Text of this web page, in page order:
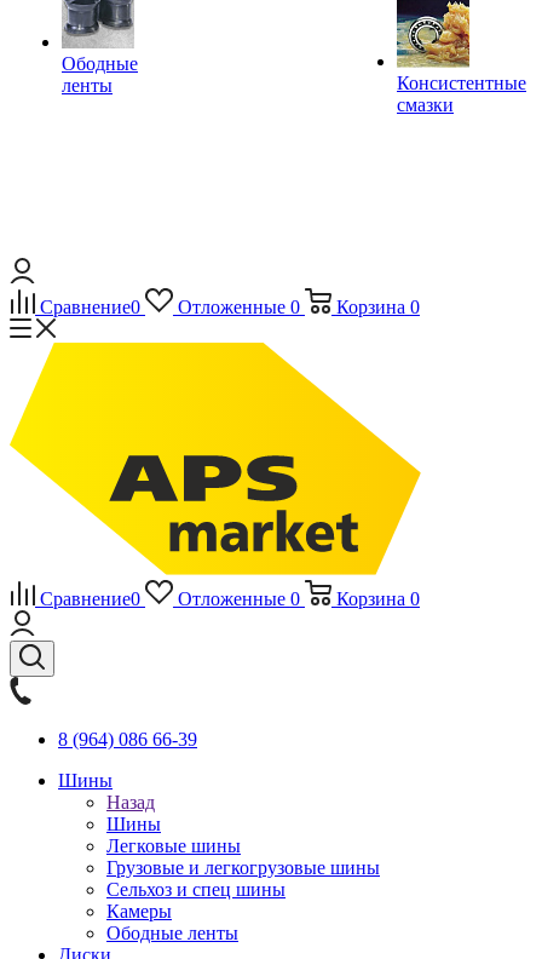
Ободные
ленты
Консистентные
смазки
Сравнение0 Отложенные 0 Корзина 0
Сравнение0 Отложенные 0 Корзина 0
8 (964) 086 66-39
Шины
Назад
Шины
Легковые шины
Грузовые и легкогрузовые шины
Сельхоз и спец шины
Камеры
Ободные ленты
Диски